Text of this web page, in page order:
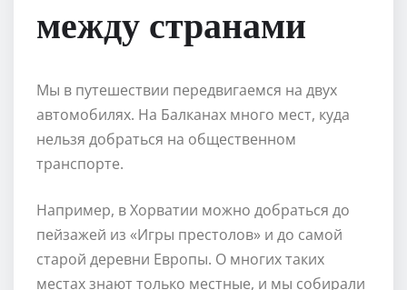
между странами
Мы в путешествии передвигаемся на двух
автомобилях. На Балканах много мест, куда
нельзя добраться на общественном
транспорте.
Например, в Хорватии можно добраться до
пейзажей из «Игры престолов» и до самой
старой деревни Европы. О многих таких
местах знают только местные, и мы собирали